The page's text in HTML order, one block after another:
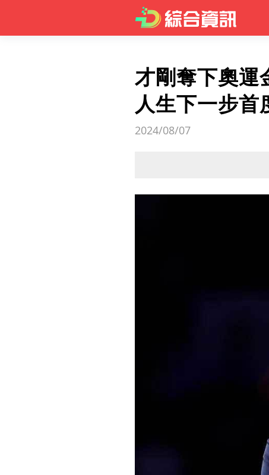
才剛奪下奧運
人生下一步首
2024/08/07